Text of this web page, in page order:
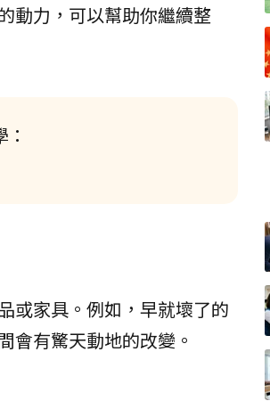
動力，可以幫助你繼續整
或家具。例如，早就壞了的
會有驚天動地的改變。